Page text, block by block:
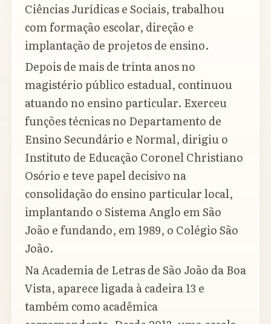
Ciências Jurídicas e Sociais, trabalhou
com formação escolar, direção e
implantação de projetos de ensino.
Depois de mais de trinta anos no
magistério público estadual, continuou
atuando no ensino particular. Exerceu
funções técnicas no Departamento de
Ensino Secundário e Normal, dirigiu o
Instituto de Educação Coronel Christiano
Osório e teve papel decisivo na
consolidação do ensino particular local,
implantando o Sistema Anglo em São
João e fundando, em 1989, o Colégio São
João.
Na Academia de Letras de São João da Boa
Vista, aparece ligada à cadeira 13 e
também como acadêmica